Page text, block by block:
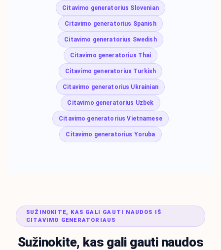
Citavimo generatorius Slovenian
Citavimo generatorius Spanish
Citavimo generatorius Swedish
Citavimo generatorius Thai
Citavimo generatorius Turkish
Citavimo generatorius Ukrainian
Citavimo generatorius Uzbek
Citavimo generatorius Vietnamese
Citavimo generatorius Yoruba
SUŽINOKITE, KAS GALI GAUTI NAUDOS IŠ
CITAVIMO GENERATORIAUS
Sužinokite, kas gali gauti naudos